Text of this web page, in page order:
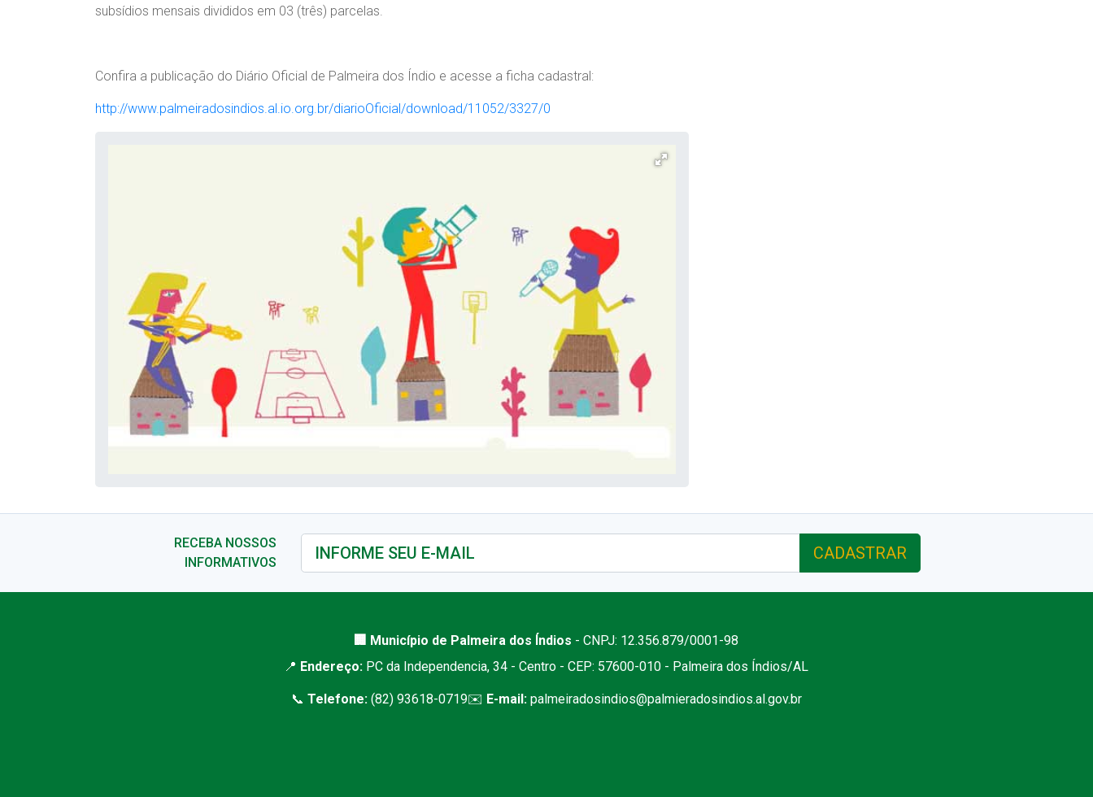
subsídios mensais divididos em 03 (três) parcelas.
Confira a publicação do Diário Oficial de Palmeira dos Índio e acesse a ficha cadastral:
http://www.palmeiradosindios.al.io.org.br/diarioOficial/download/11052/3327/0
RECEBA NOSSOS
INFORMATIVOS
CADASTRAR
🏢 Município de Palmeira dos Índios - CNPJ: 12.356.879/0001-98
📍 Endereço: PC da Independencia, 34 - Centro - CEP: 57600-010 - Palmeira dos Índios/AL
📞 Telefone:(82) 93618-0719✉️ E-mail: palmeiradosindios@palmieradosindios.al.gov.br